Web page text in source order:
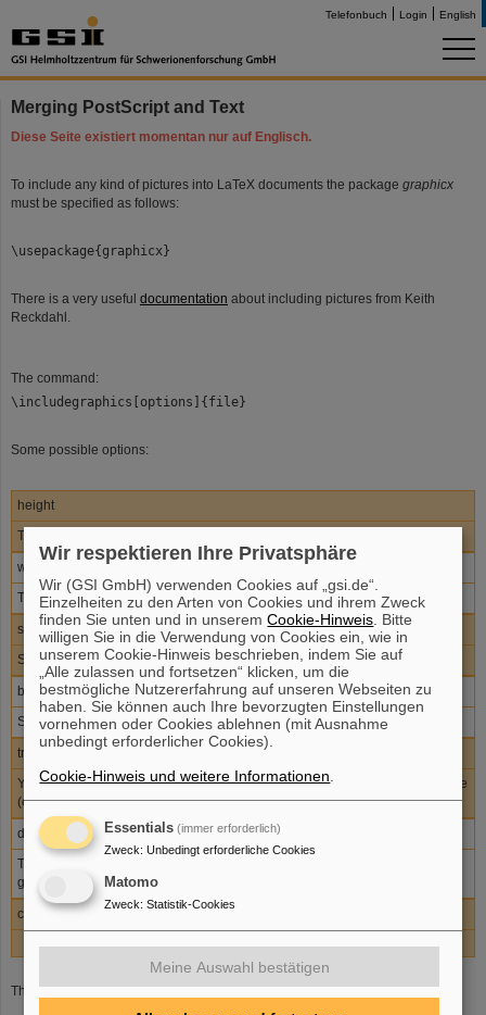
Telefonbuch Login English
Merging PostScript and Text
Diese Seite existiert momentan nur auf Englisch.
To include any kind of pictures into LaTeX documents the package graphicx
must be specified as follows:
\usepackage{graphicx}
There is a very useful documentation about including pictures from Keith
Reckdahl.
The command:
\includegraphics[options]{file}
Some possible options:
height
The height of the graphics (e.g. height=5cm)
width
The width of the graphic (e.g. width=2in)
scale
Scale factor for the graphic (e.g. scale=2)
bb
Specifies the Bounding Box parameters (e.g. bb=0 0 50 100)
trim
You can specify the amount to remove from the left, bottom, right and top side
(e.g. trim=1 2 3 4)
draft
The graphic's Bounding Box and filename are displayed in place of the real
graphic.
clip
There are some more options available (see thedocumentation)
Wir respektieren Ihre Privatsphäre
Wir (GSI GmbH) verwenden Cookies auf „gsi.de“.
Einzelheiten zu den Arten von Cookies und ihrem Zweck
finden Sie unten und in unseremCookie-Hinweis . Bitte
willigen Sie in die Verwendung von Cookies ein, wie in
unserem Cookie-Hinweis beschrieben, indem Sie auf
„Alle zulassen und fortsetzen“ klicken, um die
bestmögliche Nutzererfahrung auf unseren Webseiten zu
haben. Sie können auch Ihre bevorzugten Einstellungen
vornehmen oder Cookies ablehnen (mit Ausnahme
unbedingt erforderlicher Cookies).
Cookie-Hinweis und weitere Informationen
Essentials (immer erforderlich)
Zweck: Unbedingt erforderliche Cookies
Matomo
Zweck: Statistik-Cookies
Meine Auswahl bestätigen